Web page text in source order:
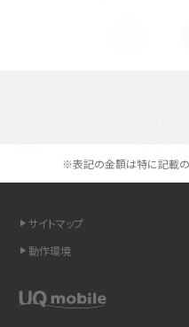
LINEの引き継ぎ方法は？対象データ
LINEの通知がこない時の原因と対
※表記の金額は特に記載
サイトマップ
動作環境